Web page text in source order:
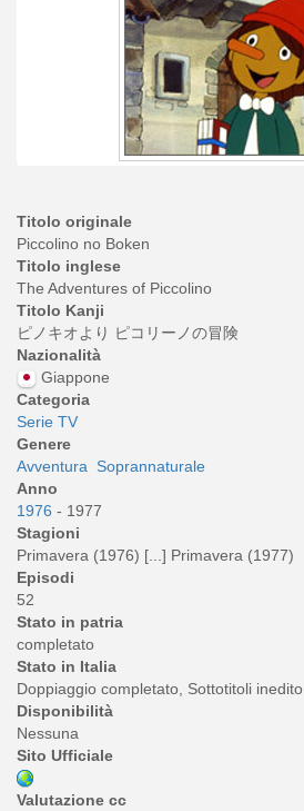
Titolo originale
Piccolino no Boken
Titolo inglese
The Adventures of Piccolino
Titolo Kanji
ピノキオより ピコリーノの冒険
Nazionalità
Giappone
Categoria
Serie TV
Genere
Avventura
Soprannaturale
Anno
1976 - 1977
Stagioni
Primavera (1976) [...] Primavera (1977)
Episodi
52
Stato in patria
completato
Stato in Italia
Doppiaggio completato, Sottotitoli inedito
Disponibilità
Nessuna
Sito Ufficiale
Valutazione cc